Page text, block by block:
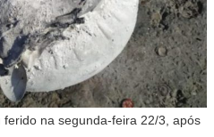
na segunda-feira 22/3, após